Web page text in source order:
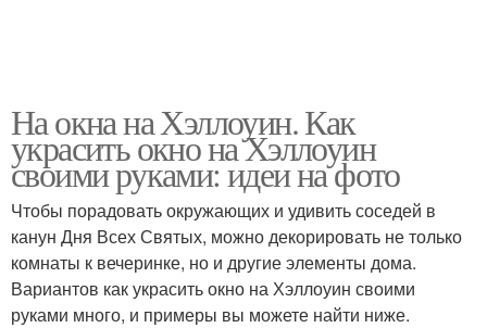
На окна на Хэллоуин. Как
украсить окно на Хэллоуин
своими руками: идеи на фото
Чтобы порадовать окружающих и удивить соседей в
канун Дня Всех Святых, можно декорировать не только
комнаты к вечеринке, но и другие элементы дома.
Вариантов как украсить окно на Хэллоуин своими
руками много, и примеры вы можете найти ниже.